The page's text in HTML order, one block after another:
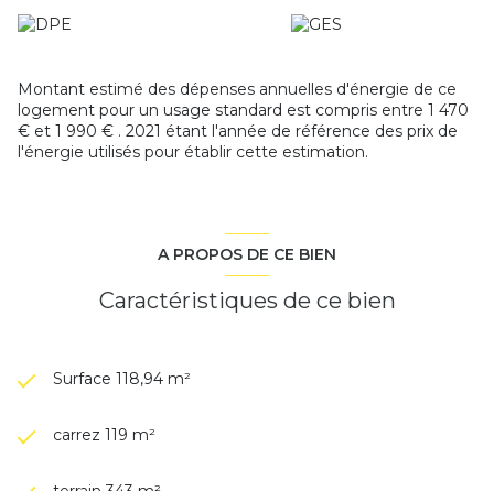
Montant estimé des dépenses annuelles d'énergie de ce
logement pour un usage standard est compris entre 1 470
€ et 1 990 € . 2021 étant l'année de référence des prix de
l'énergie utilisés pour établir cette estimation.
A PROPOS DE CE BIEN
Caractéristiques de ce bien
Surface 118,94 m²
carrez 119 m²